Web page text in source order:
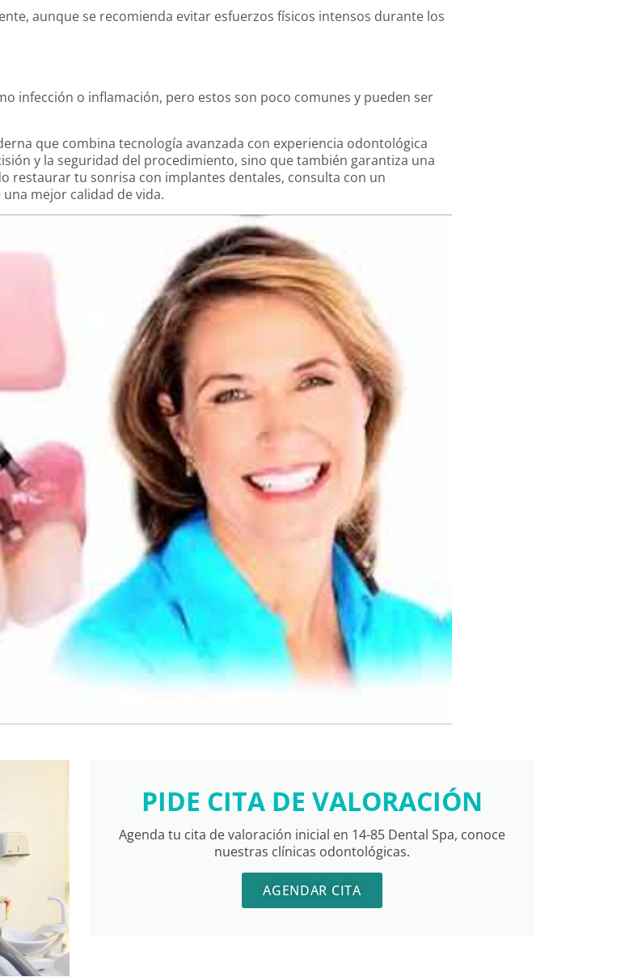
aunque se recomienda evitar esfuerzos físicos intensos durante los
infección o inflamación, pero estos son poco comunes y pueden ser
que combina tecnología avanzada con experiencia odontológica
y la seguridad del procedimiento, sino que también garantiza una
restaurar tu sonrisa con implantes dentales, consulta con un
mejor calidad de vida.
PIDE CITA DE VALORACIÓN
Agenda tu cita de valoración inicial en 14-85 Dental Spa, conoce
nuestras clínicas odontológicas.
AGENDAR CITA